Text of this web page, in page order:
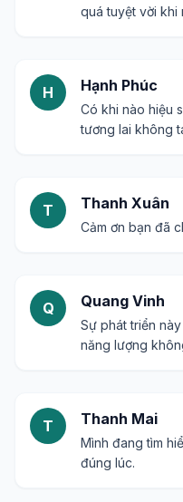
quá tuyệt vời khi
H Hạnh Phúc
Có khi nào hiệu
tương lai không
T Thanh Xuân
Cảm ơn bạn đã
Q Quang Vinh
Sự phát triển
năng lượng
T Thanh Mai
Mình đang tìm
đúng lúc.